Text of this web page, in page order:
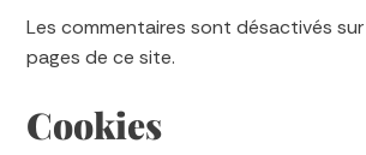
Les commentaires sont désactivés
pages de ce site.
Cookies